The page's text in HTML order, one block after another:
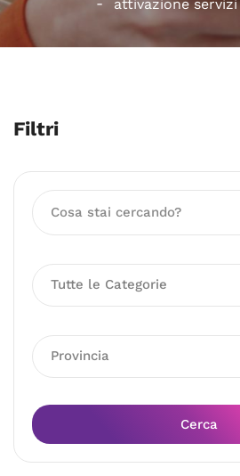
attivazione
Filtri
Tutte le Categorie
Provincia
Cerca